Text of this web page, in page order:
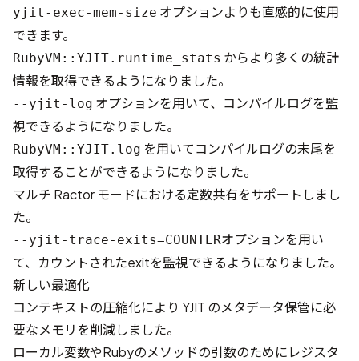
yjit-exec-mem-size オプションよりも直感的に使用
できます。
RubyVM::YJIT.runtime_stats からより多くの統計
情報を取得できるようになりました。
--yjit-log オプションを用いて、コンパイルログを監
視できるようになりました。
RubyVM::YJIT.log を用いてコンパイルログの末尾を
取得することができるようになりました。
マルチ Ractor モードにおける定数共有をサポートしまし
た。
--yjit-trace-exits=COUNTERオプションを用い
て、カウントされたexitを監視できるようになりました。
新しい最適化
コンテキストの圧縮化により YJIT のメタデータ保管に必
要なメモリを削減しました。
ローカル変数やRubyのメソッドの引数のためにレジスタ